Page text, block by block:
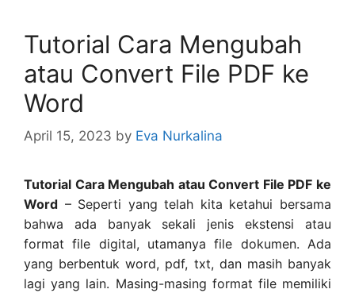
Tutorial Cara Mengubah
atau Convert File PDF ke
Word
April 15, 2023 by Eva Nurkalina
Tutorial Cara Mengubah atau Convert File PDF ke
Word – Seperti yang telah kita ketahui bersama
bahwa ada banyak sekali jenis ekstensi atau
format file digital, utamanya file dokumen. Ada
yang berbentuk word, pdf, txt, dan masih banyak
lagi yang lain. Masing-masing format file memiliki